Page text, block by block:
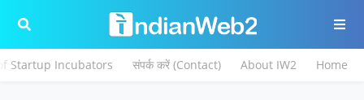
Home
About IW2
संपर्क करें (Contact)
Startup Incubators